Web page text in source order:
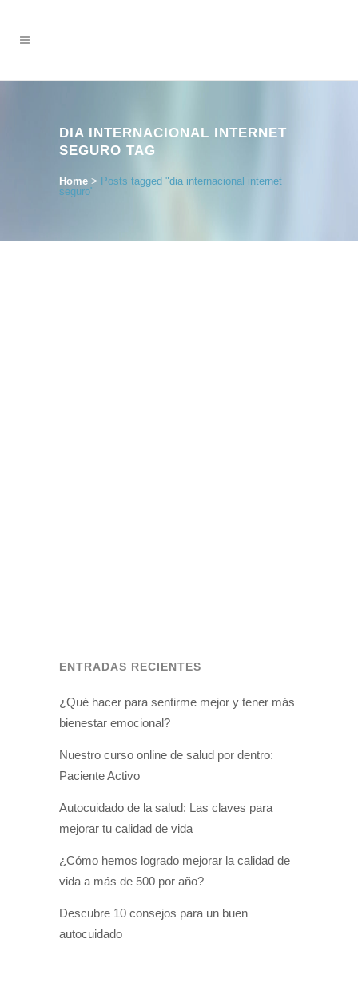
DIA INTERNACIONAL INTERNET
SEGURO TAG
Home > Posts tagged "dia internacional internet
seguro"
ENTRADAS RECIENTES
¿Qué hacer para sentirme mejor y tener más
bienestar emocional?
Nuestro curso online de salud por dentro:
Paciente Activo
Autocuidado de la salud: Las claves para
mejorar tu calidad de vida
¿Cómo hemos logrado mejorar la calidad de
vida a más de 500 por año?
Descubre 10 consejos para un buen
autocuidado